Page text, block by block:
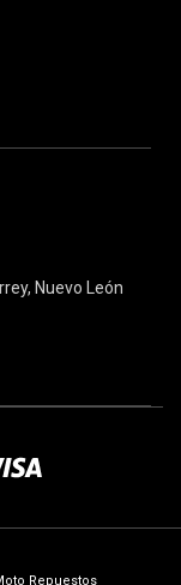
Nuevo León
Repuestos